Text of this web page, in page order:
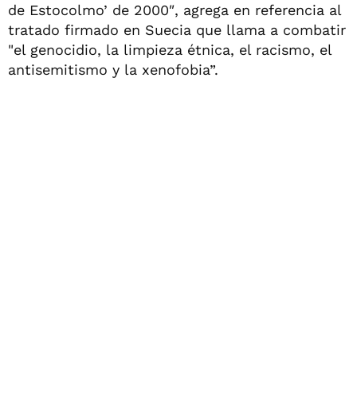
de Estocolmo’ de 2000″, agrega en referencia al
tratado firmado en Suecia que llama a combatir
"el genocidio, la limpieza étnica, el racismo, el
antisemitismo y la xenofobia”.